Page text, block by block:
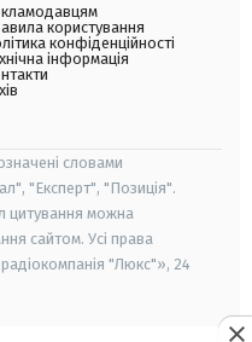
користування
конфіденційності
інформація
словами
"Експерт", "Позиція".
цитування можна
сайтом. Усі права
"Люкс"», 24